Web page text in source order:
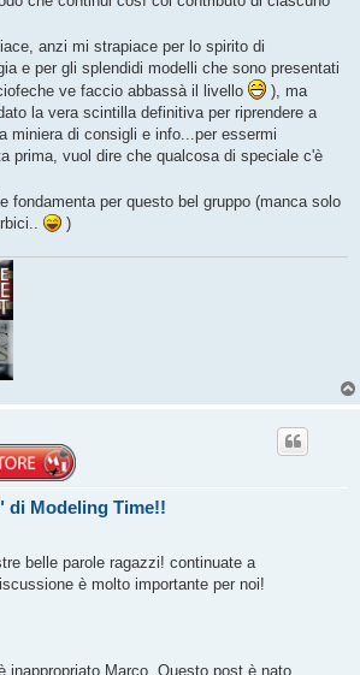
anzi mi strapiace per lo spirito di
e per gli splendidi modelli che sono presentati
ve faccio abbassà il livello
), ma
la vera scintilla definitiva per riprendere a
miniera di consigli e info...per essermi
prima, vuol dire che qualcosa di speciale c'è
fondamenta per questo bel gruppo (manca solo
)
di Modeling Time!!
belle parole ragazzi! continuate a
è molto importante per noi!
inappropriato Marco. Questo post è nato